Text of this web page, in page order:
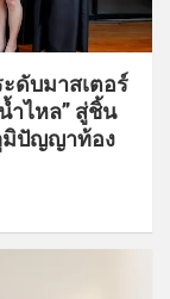
ะดับมาสเตอร์
ำไหล” สู่ชิ้น
มิปัญญาท้อง